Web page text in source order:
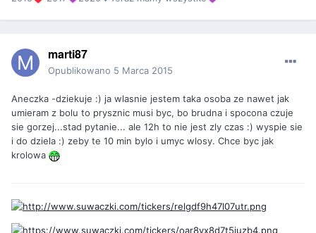
marti87
Opublikowano 5 Marca 2015
Aneczka -dziekuje :) ja wlasnie jestem taka osoba ze nawet jak
umieram z bolu to prysznic musi byc, bo brudna i spocona czuje
sie gorzej...stad pytanie... ale 12h to nie jest zly czas :) wyspie sie
i do dziela :) zeby te 10 min bylo i umyc wlosy. Chce byc jak
krolowa